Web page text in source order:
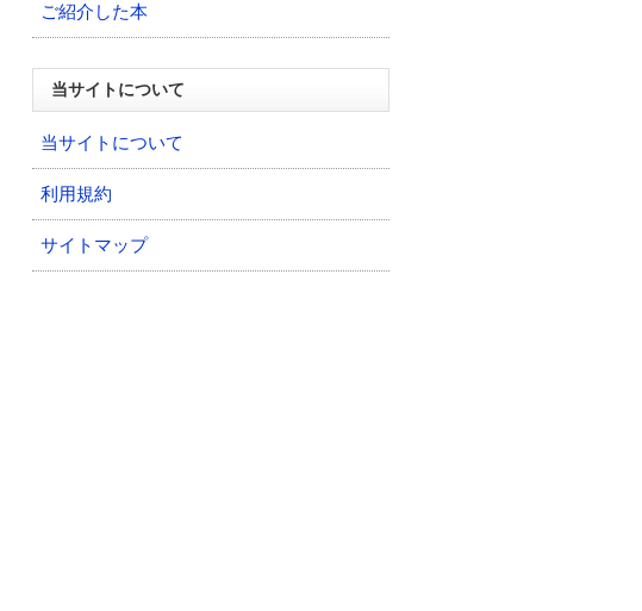
ご紹介した本
当サイトについて
当サイトについて
利用規約
サイトマップ